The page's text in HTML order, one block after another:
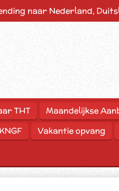
naar Nederland,
THT
Maandelijkse
Vakantie opvang